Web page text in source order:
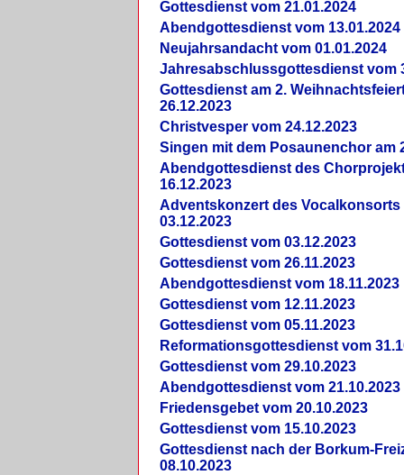
Gottesdienst vom 21.01.2024
Abendgottesdienst vom 13.01.2024
Neujahrsandacht vom 01.01.2024
Jahresabschlussgottesdienst vom
Gottesdienst am 2.
26.12.2023
Christvesper vom 24.12.2023
Singen mit dem Posaunenchor am
Abendgottesdienst des
16.12.2023
Adventskonzert des Vocalkonsorts
03.12.2023
Gottesdienst vom 03.12.2023
Gottesdienst vom 26.11.2023
Abendgottesdienst vom 18.11.2023
Gottesdienst vom 12.11.2023
Gottesdienst vom 05.11.2023
Reformationsgottesdienst vom
Gottesdienst vom 29.10.2023
Abendgottesdienst vom 21.10.2023
Friedensgebet vom 20.10.2023
Gottesdienst vom 15.10.2023
Gottesdienst nach der Borkum-
08.10.2023